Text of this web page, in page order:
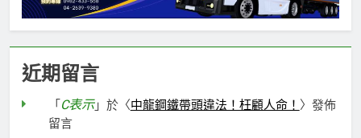
近期留言
「 C表示」於〈中龍鋼鐵帶頭違法！枉顧人命！ 〉發佈
留言